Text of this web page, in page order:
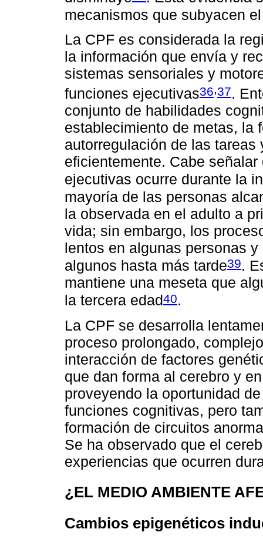
mecanismos que subyacen
La CPF es considerada la
la información que envía y
sistemas sensoriales y
funciones ejecutivas36,37.
conjunto de habilidades
establecimiento de metas, la
autorregulación de las
eficientemente. Cabe
ejecutivas ocurre durante la
mayoría de las personas
la observada en el adulto a
vida; sin embargo, los
lentos en algunas personas
algunos hasta más tarde39.
mantiene una meseta que
la tercera edad40.
La CPF se desarrolla
proceso prolongado,
interacción de factores
que dan forma al cerebro y
proveyendo la oportunidad
funciones cognitivas, pero
formación de circuitos
Se ha observado que el
experiencias que ocurren
¿EL MEDIO AMBIENTE
Cambios epigenéticos